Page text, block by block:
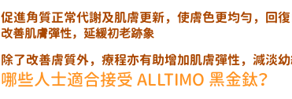
促進角質正常代謝及肌膚更新，使膚色更均勻，回復
改善肌膚彈性，延緩初老跡象
除了改善膚質外，療程亦有助增加肌膚彈性，減淡幼
哪些人士適合接受 ALLTIMO 黑金鈦？